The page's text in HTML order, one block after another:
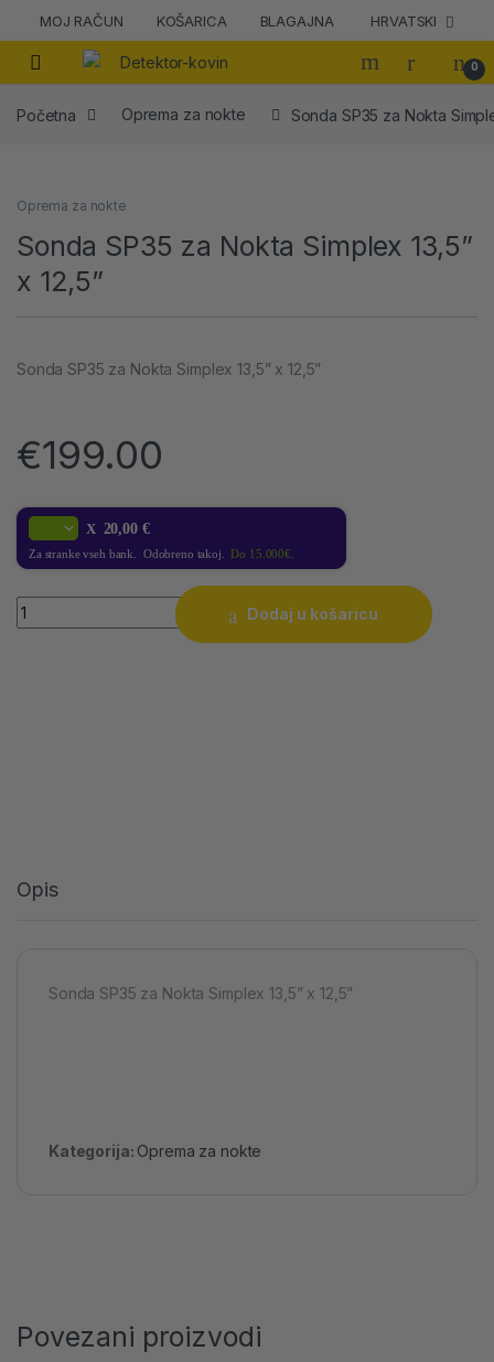
MOJ RAČUN KOŠARICA BLAGAJNA HRVATSKI
0
Početna Oprema za nokte Sonda SP35 za Nokta
Oprema za nokte
Sonda SP35 za Nokta Simplex 13,5”
x 12,5”
Sonda SP35 za Nokta Simplex 13,5” x 12,5”
€199.00
X 20,00 €
Za stranke vseh bank. Odobreno takoj. Do 15.000€.
Quantity
Dodaj u košaricu
Opis
Sonda SP35 za Nokta Simplex 13,5” x 12,5”
Kategorija: Oprema za nokte
Povezani proizvodi